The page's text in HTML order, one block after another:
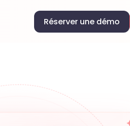
Réserver une démo